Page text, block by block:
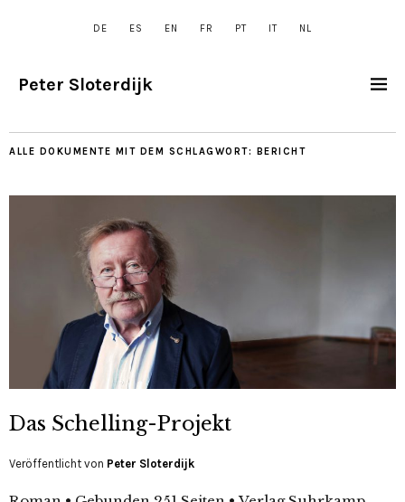
DE ES EN FR PT IT NL
Peter Sloterdijk
ALLE DOKUMENTE MIT DEM SCHLAGWORT: BERICHT
Das Schelling-Projekt
Veröffentlicht von Peter Sloterdijk